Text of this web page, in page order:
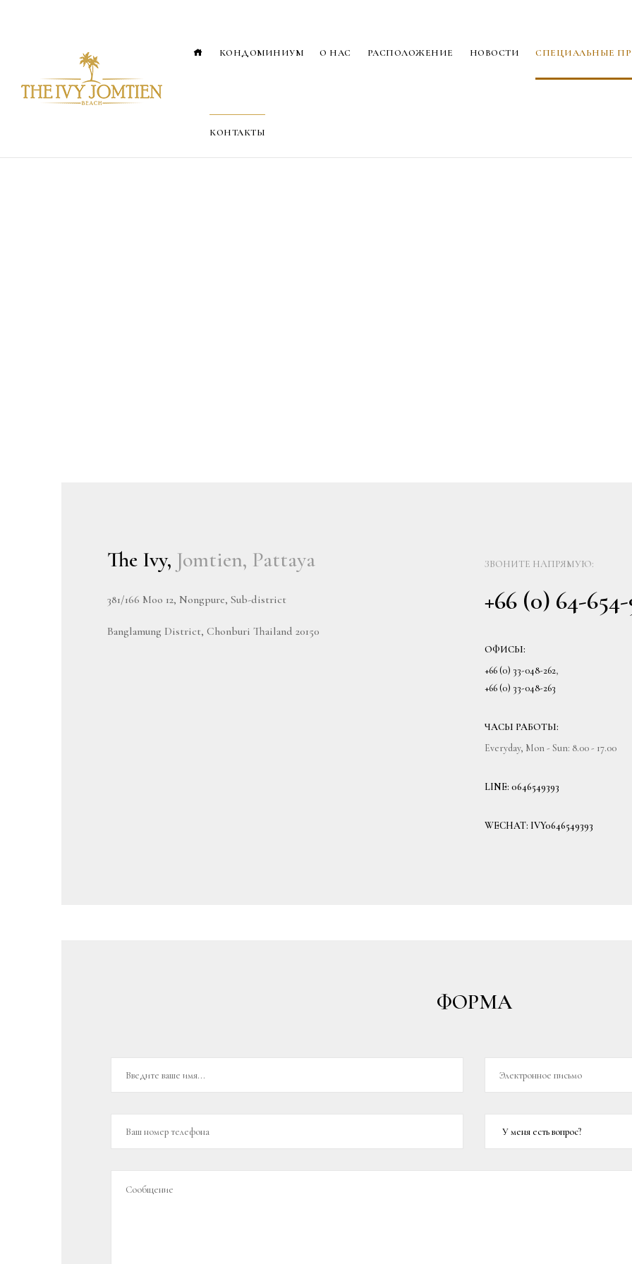
КОНДОМИНИУМ О НАС РАСПОЛОЖЕНИЕ НОВОСТИ СПЕЦИАЛЬНЫЕ
КОНТАКТЫ
The Ivy, Jomtien, Pattaya
381/166 Moo 12, Nongpure, Sub-district
Banglamung District, Chonburi Thailand 20150
ЗВОНИТЕ НАПРЯМУЮ:
+66 (0) 64-
ОФИСЫ:
+66 (0) 33-048-262,
+66 (0) 33-048-263
ЧАСЫ РАБОТЫ:
Everyday, Mon - Sun: 8.00 - 17.00
LINE: 0646549393
WECHAT: IVY0646549393
ФОРМА